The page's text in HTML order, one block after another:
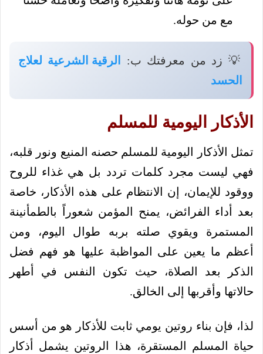
مع من حوله.
💡 زد من معرفتك ب:
الرقية الشرعية لعلاج
الحسد
الأذكار اليومية للمسلم
تمثل الأذكار اليومية للمسلم حصنه المنيع ونور قلبه،
فهي ليست مجرد كلمات تردد بل هي غذاء للروح
ووقود للإيمان، إن الانتظام على هذه الأذكار، خاصة
بعد أداء الفرائض، يمنح المؤمن شعوراً بالطمأنينة
المستمرة ويقوي صلته بربه طوال اليوم، ومن
أعظم ما يعين على المواظبة عليها هو فهم فضل
الذكر بعد الصلاة، حيث تكون النفس في أطهر
حالاتها وأقربها إلى الخالق.
لذا، فإن بناء روتين يومي ثابت للأذكار هو من أسس
حياة المسلم المستقرة، هذا الروتين يشمل أذكار